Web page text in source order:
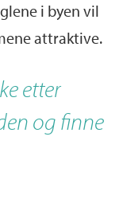
i byen vil
attraktive.
etter
og finne